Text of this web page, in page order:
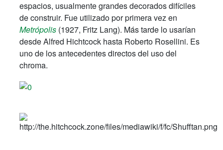
espacios, usualmente grandes decorados difíciles
de construir. Fue utilizado por primera vez en
Metrópolis (1927, Fritz Lang). Más tarde lo usarían
desde Alfred Hichtcock hasta Roberto Rosellini. Es
uno de los antecedentes directos del uso del
chroma.